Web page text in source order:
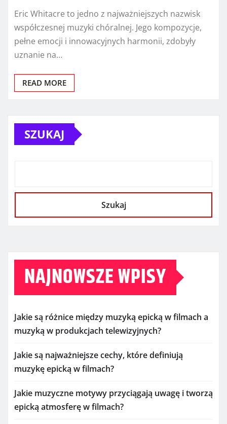
Eric Whitacre to jedno z najważniejszych nazwisk
współczesnej muzyki chóralnej. Jego kompozycje,
pełne emocji i innowacyjnych harmonii, zdobyły
uznanie na…
READ MORE
SZUKAJ
Szukaj
NAJNOWSZE WPISY
Jakie są różnice między muzyką epicką w filmach a
muzyką w produkcjach telewizyjnych?
Jakie są najważniejsze cechy, które definiują
muzykę epicką w filmach?
Jakie muzyczne motywy przyciągają uwagę i tworzą
epicką atmosferę w filmach?